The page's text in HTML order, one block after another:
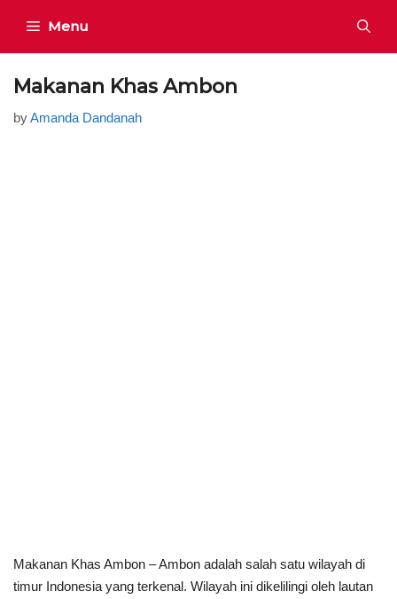
content
Menu
Makanan Khas Ambon
byAmanda Dandanah
Makanan Khas Ambon – Ambon adalah salah satu wilayah di
timur Indonesia yang terkenal. Wilayah ini dikelilingi oleh lautan